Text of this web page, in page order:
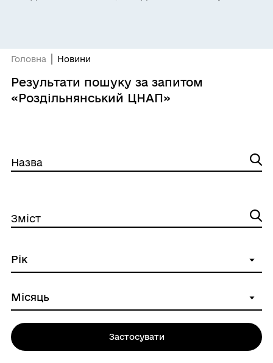
Головна Новини
Результати пошуку за запитом
«Роздільнянський ЦНАП»
Назва
Зміст
Застосувати